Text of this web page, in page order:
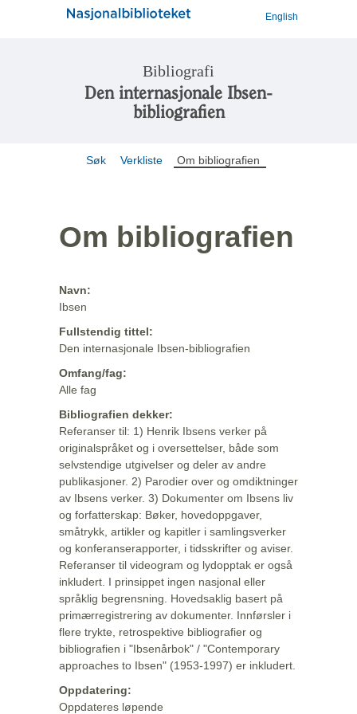
English
Bibliografi
Den internasjonale Ibsen-
bibliografien
Søk Verkliste Om bibliografien
Om bibliografien
Navn:
Ibsen
Fullstendig tittel:
Den internasjonale Ibsen-bibliografien
Omfang/fag:
Alle fag
Bibliografien dekker:
Referanser til: 1) Henrik Ibsens verker på
originalspråket og i oversettelser, både som
selvstendige utgivelser og deler av andre
publikasjoner. 2) Parodier over og omdiktninger
av Ibsens verker. 3) Dokumenter om Ibsens liv
og forfatterskap: Bøker, hovedoppgaver,
småtrykk, artikler og kapitler i samlingsverker
og konferanserapporter, i tidsskrifter og aviser.
Referanser til videogram og lydopptak er også
inkludert. I prinsippet ingen nasjonal eller
språklig begrensning. Hovedsaklig basert på
primærregistrering av dokumenter. Innførsler i
flere trykte, retrospektive bibliografier og
bibliografien i "Ibsenårbok" / "Contemporary
approaches to Ibsen" (1953-1997) er inkludert.
Oppdatering:
Oppdateres løpende